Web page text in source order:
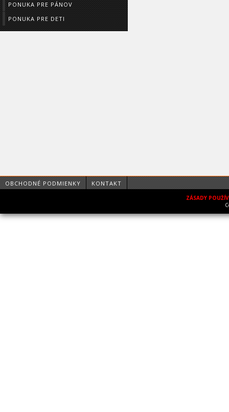
PONUKA PRE PÁNOV
PONUKA PRE DETI
OBCHODNÉ PODMIENKY KONTAKT
ZÁSADY